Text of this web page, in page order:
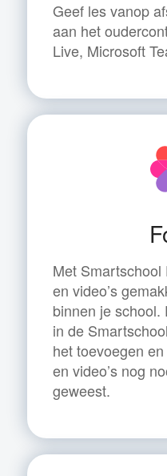
Geef les vanop
aan het
Live, Microsoft
Met Smartschool
en video’s
binnen je school.
in de
het toevoegen
en video’s nog
geweest.